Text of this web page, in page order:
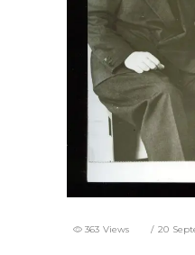
20
363 Views